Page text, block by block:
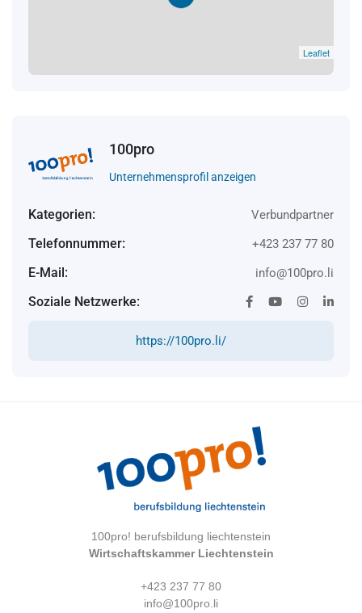
Leaflet
100pro
Unternehmensprofil anzeigen
Kategorien: Verbundpartner
Telefonnummer: +423 237 77 80
E-Mail: info@100pro.li
Soziale Netzwerke:
https://100pro.li/
100pro! berufsbildung liechtenstein
Wirtschaftskammer Liechtenstein
+423 237 77 80
info@100pro.li